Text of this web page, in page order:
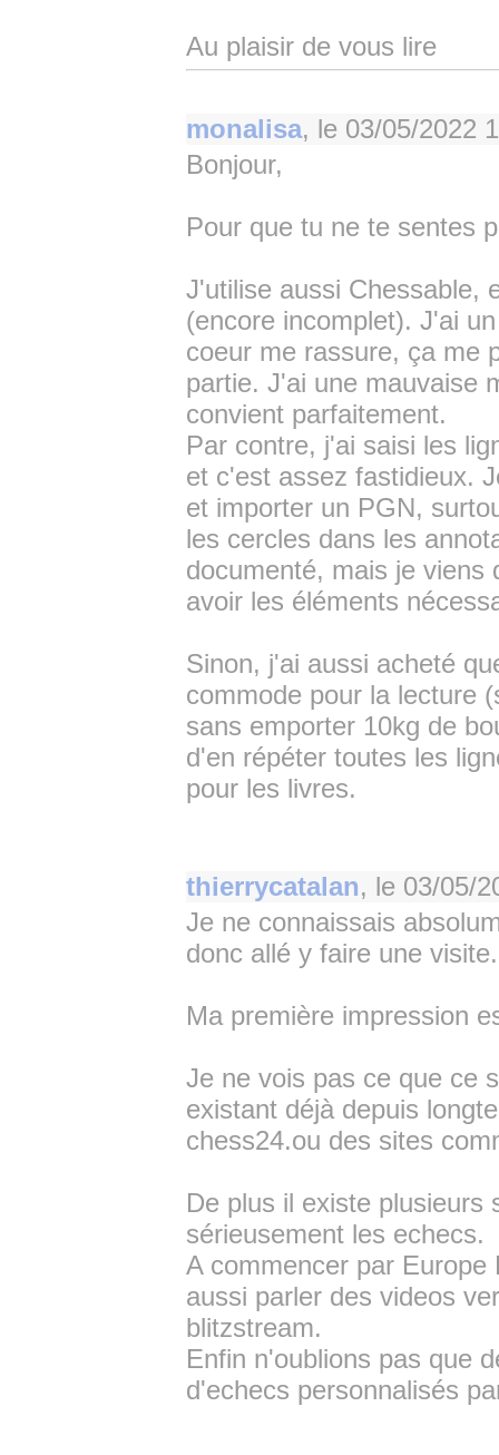
Au plaisir de vous lire
monalisa, le 03/05/2022
Bonjour,
Pour que tu ne te sentes
J'utilise aussi Chessable,
(encore incomplet). J'ai
coeur me rassure, ça me
partie. J'ai une mauvaise
convient parfaitement.
Par contre, j'ai saisi les
et c'est assez fastidieux.
et importer un PGN,
les cercles dans les
documenté, mais je viens
avoir les éléments
Sinon, j'ai aussi acheté
commode pour la lecture
sans emporter 10kg de
d'en répéter toutes les
pour les livres.
thierrycatalan, le 03/05/
Je ne connaissais
donc allé y faire une
Ma première impression
Je ne vois pas ce que ce
existant déjà depuis
chess24.ou des sites
De plus il existe plusieurs
sérieusement les echecs.
A commencer par
aussi parler des videos
blitzstream.
Enfin n'oublions pas que
d'echecs personnalisés